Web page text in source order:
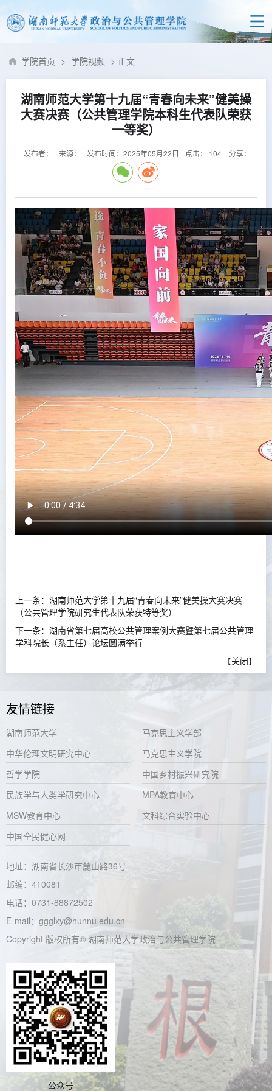
学院首页 > 学院视频 > 正文
湖南师范大学第十九届“青春向未来”健美操
大赛决赛（公共管理学院本科生代表队荣获
一等奖）
发布者： 来源： 发布时间：2025年05月22日 点击： 104 分享：
上一条： 湖南师范大学第十九届“青春向未来”健美操大赛决赛
（公共管理学院研究生代表队荣获特等奖）
下一条： 湖南省第七届高校公共管理案例大赛暨第七届公共管理
学科院长（系主任）论坛圆满举行
【关闭】
友情链接
湖南师范大学
马克思主义学部
中华伦理文明研究中心
马克思主义学院
哲学学院
中国乡村振兴研究院
民族学与人类学研究中心
MPA教育中心
MSW教育中心
文科综合实验中心
中国全民健心网
地址：湖南省长沙市麓山路36号
邮编：410081
电话：0731-88872502
E-mail：ggglxy@hunnu.edu.cn
Copyright 版权所有© 湖南师范大学政治与公共管理学院
公众号